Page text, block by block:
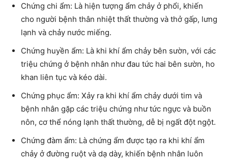
Chứng chi ẩm: Là hiện tượng ẩm chảy ở phổi, khiến
cho người bệnh thân nhiệt thất thường và thở gấp, lưng
lạnh và chảy nước miếng.
Chứng huyền ẩm: Là khi khí ẩm chảy bên sườn, với các
triệu chứng ở bệnh nhân như đau tức hai bên sườn, ho
khan liên tục và kéo dài.
Chứng phục ẩm: Xảy ra khi khí ẩm chảy dưới tim và
bệnh nhân gặp các triệu chứng như tức ngực và buồn
nôn, cơ thể nóng lạnh thất thường, dễ bị ngất đột ngột.
Chứng đàm ẩm: Là chứng ẩm được tạo ra khi khí ẩm
chảy ở đường ruột và dạ dày, khiến bệnh nhân luôn